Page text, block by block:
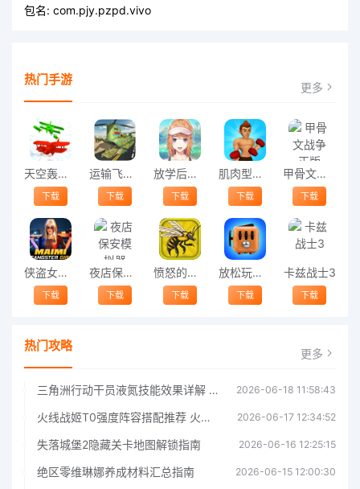
包名: com.pjy.pzpd.vivo
热门手游 更多
天空轰炸大战手机版
下载
运输飞行模拟器中文版
下载
放学后女友最新版(after school girlfriend)
下载
肌肉型男手机游戏
下载
甲骨文战争正版
下载
侠盗女孩手游
下载
夜店保安模拟器
下载
愤怒的蜜蜂进化游戏
下载
放松玩具2021游戏
下载
卡兹战士3
下载
热门攻略 更多
三角洲行动干员液氮技能效果详解 三角洲行动干员液氮技能介绍 2026-06-18 11:58:43
火线战姬T0强度阵容搭配推荐 火线战姬T0强度阵容哪个好 2026-06-17 12:34:52
失落城堡2隐藏关卡地图解锁指南 2026-06-16 12:25:15
绝区零维琳娜养成材料汇总指南 2026-06-15 12:00:30